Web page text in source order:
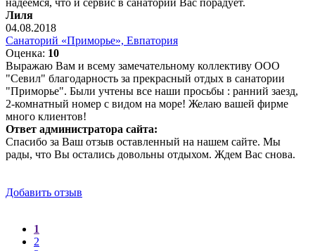
Лиля
04.08.2018
Санаторий «Приморье», Евпатория
Оценка: 10
Выражаю Вам и всему замечательному коллективу ООО
"Севил" благодарность за прекрасный отдых в санатории
"Приморье". Были учтены все наши просьбы : ранний заезд,
2-комнатный номер с видом на море! Желаю вашей фирме
много клиентов!
Ответ администратора сайта:
Спасибо за Ваш отзыв оставленный на нашем сайте. Мы
рады, что Вы остались довольны отдыхом. Ждем Вас снова.
Добавить отзыв
1
2